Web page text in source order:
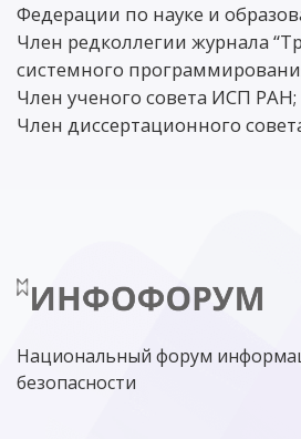
Федерации по науке и
Член редколлегии журнала
системного
Член ученого совета ИСП РАН;
Член диссертационного
Национальный форум
безопасности